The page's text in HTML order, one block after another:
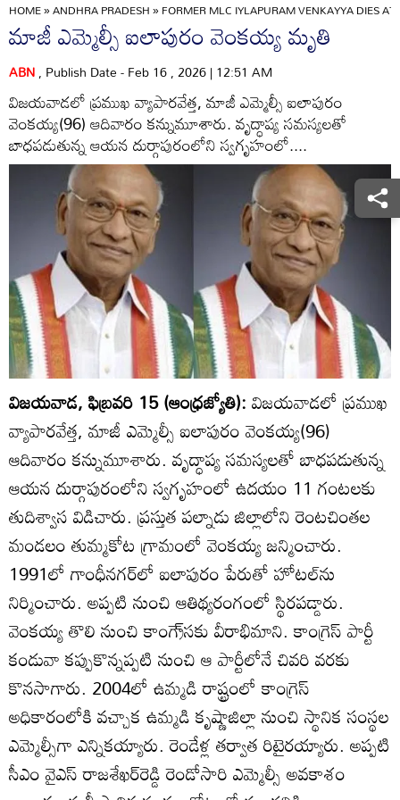
HOME»ANDHRA PRADESH»FORMER MLC IYLAPURAM VENKAYYA DIES
మాజీ ఎమ్మెల్సీ ఐలాపురం వెంకయ్య మృతి
ABN, Publish Date - Feb 16 , 2026 | 12:51 AM
విజయవాడలో ప్రముఖ వ్యాపారవేత్త, మాజీ ఎమ్మెల్సీ ఐలాపురం
వెంకయ్య(96) ఆదివారం కన్నుమూశారు. వృద్ధాప్య సమస్యలతో
బాధపడుతున్న ఆయన దుర్గాపురంలోని స్వగృహంలో....
విజయవాడ, ఫిబ్రవరి 15 (ఆంధ్రజ్యోతి):విజయవాడలో ప్రముఖ
వ్యాపారవేత్త, మాజీ ఎమ్మెల్సీ ఐలాపురం వెంకయ్య(96)
ఆదివారం కన్నుమూశారు. వృద్ధాప్య సమస్యలతో బాధపడుతున్న
ఆయన దుర్గాపురంలోని స్వగృహంలో ఉదయం 11 గంటలకు
తుదిశ్వాస విడిచారు. ప్రస్తుత పల్నాడు జిల్లాలోని రెంటచింతల
మండలం తుమ్మకోట గ్రామంలో వెంకయ్య జన్మించారు.
1991లో గాంధీనగర్‌లో ఐలాపురం పేరుతో హోటల్‌ను
నిర్మించారు. అప్పటి నుంచి ఆతిథ్యరంగంలో స్థిరపడ్డారు.
వెంకయ్య తొలి నుంచి కాంగ్రె్‌సకు వీరాభిమాని. కాంగ్రెస్‌ పార్టీ
కండువా కప్పుకొన్నప్పటి నుంచి ఆ పార్టీలోనే చివరి వరకు
కొనసాగారు. 2004లో ఉమ్మడి రాష్ట్రంలో కాంగ్రెస్‌
అధికారంలోకి వచ్చాక ఉమ్మడి కృష్ణాజిల్లా నుంచి స్థానిక సంస్థల
ఎమ్మెల్సీగా ఎన్నికయ్యారు. రెండేళ్ల తర్వాత రిటైరయ్యారు. అప్పటి
సీఎం వైఎస్‌ రాజశేఖర్‌రెడ్డి రెండోసారి ఎమ్మెల్సీ అవకాశం